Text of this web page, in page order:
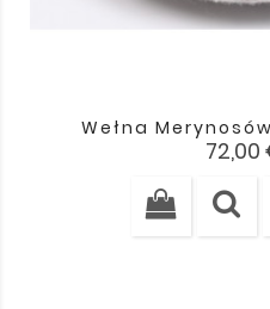
Wełna
Cena
72,00